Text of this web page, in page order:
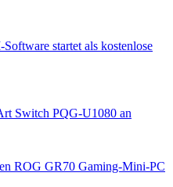
startet als kostenlose
Switch PQG-U1080 an
ROG GR70 Gaming-Mini-PC